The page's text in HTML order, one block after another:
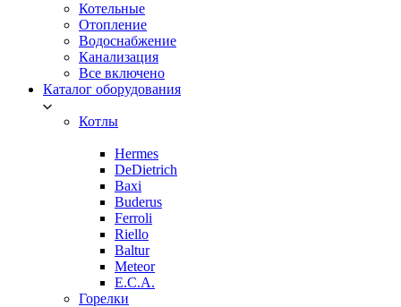
Котельные
Отопление
Водоснабжение
Канализация
Все включено
Каталог оборудования
Котлы
Hermes
DeDietrich
Baxi
Buderus
Ferroli
Riello
Baltur
Meteor
E.C.A.
Горелки